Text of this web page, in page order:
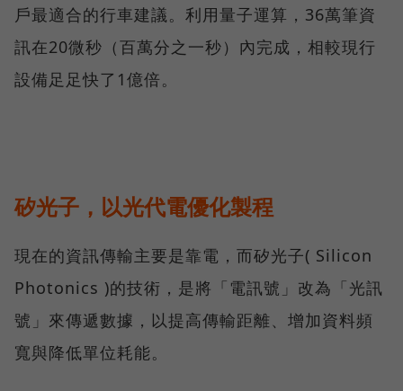
戶最適合的行車建議。利用量子運算，36萬筆資
訊在20微秒（百萬分之一秒）內完成，相較現行
設備足足快了1億倍。
矽光子，以光代電優化製程
現在的資訊傳輸主要是靠電，而矽光子( Silicon
Photonics )的技術，是將「電訊號」改為「光訊
號」來傳遞數據，以提高傳輸距離、增加資料頻
寬與降低單位耗能。